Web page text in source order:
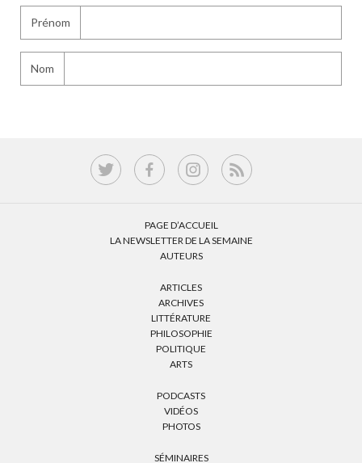
Prénom
Nom
PAGE D’ACCUEIL
LA NEWSLETTER DE LA SEMAINE
AUTEURS
ARTICLES
ARCHIVES
LITTÉRATURE
PHILOSOPHIE
POLITIQUE
ARTS
PODCASTS
VIDÉOS
PHOTOS
SÉMINAIRES